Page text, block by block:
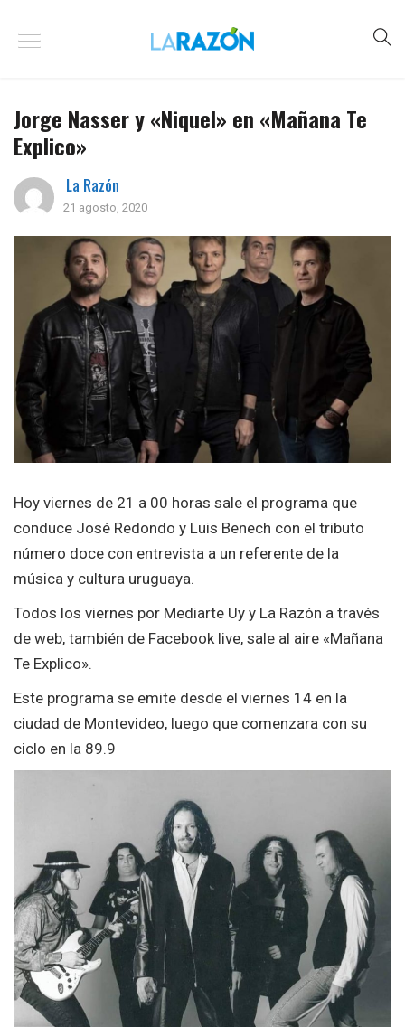
Jorge Nasser y «Niquel» en «Mañana Te
Explico»
La Razón
21 agosto, 2020
Hoy viernes de 21 a 00 horas sale el programa que
conduce José Redondo y Luis Benech con el tributo
número doce con entrevista a un referente de la
música y cultura uruguaya.
Todos los viernes por Mediarte Uy y La Razón a través
de web, también de Facebook live, sale al aire «Mañana
Te Explico».
Este programa se emite desde el viernes 14 en la
ciudad de Montevideo, luego que comenzara con su
ciclo en la 89.9